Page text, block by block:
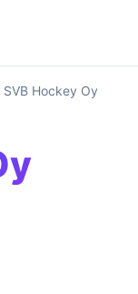
SVB Hockey Oy